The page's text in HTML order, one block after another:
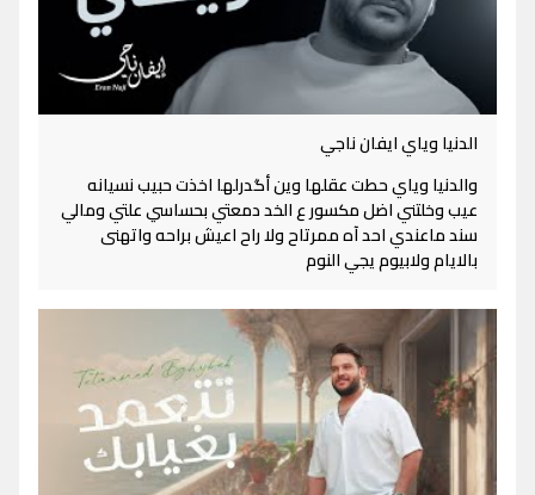
الدنيا وياي ايفان ناجي
والدنيا وياي حطت عقلها وين أگدرلها اخذت حبيب نسيانه
عيب وخلتني اضل مكسور ع الخد دمعتي بحساسي علتي ومالي
سند ماعندي احد آه ممرتاح ولا راح اعيش براحه واتهنى
بالايام ولابيوم يجي النوم